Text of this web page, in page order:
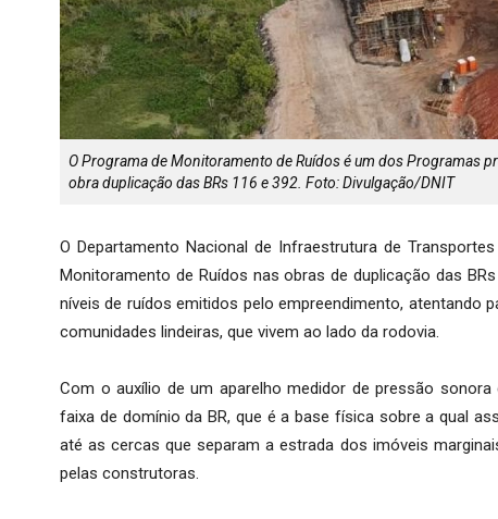
O Programa de Monitoramento de Ruídos é um dos Programas
obra duplicação das BRs 116 e 392. Foto: Divulgação/DNIT
O Departamento Nacional de Infraestrutura de
Monitoramento de Ruídos nas obras de duplicação das
níveis de ruídos emitidos pelo empreendimento, atentando
comunidades lindeiras, que vivem ao lado da rodovia.
Com o auxílio de um aparelho medidor de pressão
faixa de domínio da BR, que é a base física sobre a qual
até as cercas que separam a estrada dos imóveis
pelas construtoras.